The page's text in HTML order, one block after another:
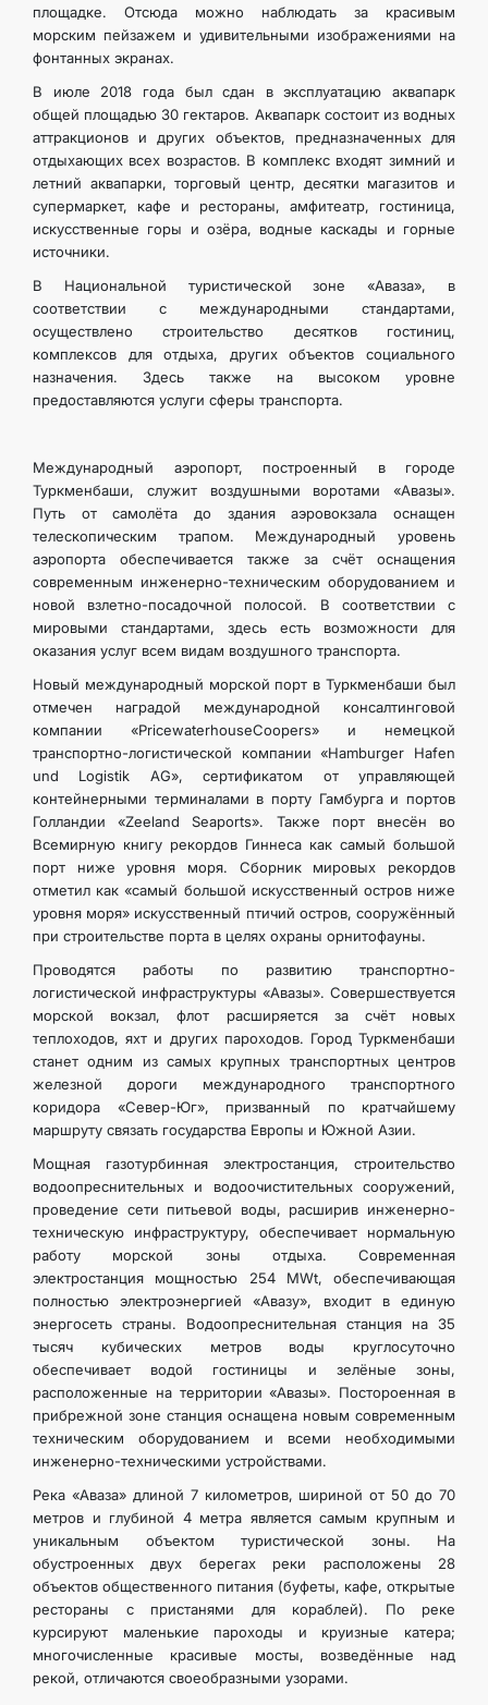
площадке. Отсюда можно наблюдать за красивым
морским пейзажем и удивительными изображениями на
фонтанных экранах.
В июле 2018 года был сдан в эксплуатацию аквапарк
общей площадью 30 гектаров. Аквапарк состоит из водных
аттракционов и других объектов, предназначенных для
отдыхающих всех возрастов. В комплекс входят зимний и
летний аквапарки, торговый центр, десятки магазитов и
супермаркет, кафе и рестораны, амфитеатр, гостиница,
искусственные горы и озёра, водные каскады и горные
источники.
В Национальной туристической зоне «Аваза», в
соответствии с международными стандартами,
осуществлено строительство десятков гостиниц,
комплексов для отдыха, других объектов социального
назначения. Здесь также на высоком уровне
предоставляются услуги сферы транспорта.
Международный аэропорт, построенный в городе
Туркменбаши, служит воздушными воротами «Авазы».
Путь от самолёта до здания аэровокзала оснащен
телескопическим трапом. Международный уровень
аэропорта обеспечивается также за счёт оснащения
современным инженерно-техническим оборудованием и
новой взлетно-посадочной полосой. В соответствии с
мировыми стандартами, здесь есть возможности для
оказания услуг всем видам воздушного транспорта.
Новый международный морской порт в Туркменбаши был
отмечен наградой международной консалтинговой
компании «PricewaterhouseCoopers» и немецкой
транспортно-логистической компании «Hamburger Hafen
und Logistik AG», сертификатом от управляющей
контейнерными терминалами в порту Гамбурга и портов
Голландии «Zeeland Seaports». Также порт внесён во
Всемирную книгу рекордов Гиннеса как самый большой
порт ниже уровня моря. Сборник мировых рекордов
отметил как «самый большой искусственный остров ниже
уровня моря» искусственный птичий остров, сооружённый
при строительстве порта в целях охраны орнитофауны.
Проводятся работы по развитию транспортно-
логиcтической инфраструктуры «Авазы». Совершествуется
морской вокзал, флот расширяется за счёт новых
теплоходов, яхт и других пароходов. Город Туркменбаши
станет одним из самых крупных транспортных центров
железной дороги международного транспортного
коридора «Север-Юг», призванный по кратчайшему
маршруту связать государства Европы и Южной Азии.
Мощная газотурбинная электростанция, строительство
водоопреснительных и водоочистительных сооружений,
проведение сети питьевой воды, расширив инженерно-
техническую инфраструктуру, обеспечивает нормальную
работу морской зоны отдыха. Современная
электростанция мощностью 254 MWt, обеспечивающая
полностью электроэнергией «Авазу», входит в единую
энергосеть страны. Водоопреснительная станция на 35
тысяч кубических метров воды круглосуточно
обеспечивает водой гостиницы и зелёные зоны,
расположенные на территории «Авазы». Постороенная в
прибрежной зоне станция оснащена новым современным
техническим оборудованием и всеми необходимыми
инженерно-техническими устройствами.
Река «Аваза» длиной 7 километров, шириной от 50 до 70
метров и глубиной 4 метра является самым крупным и
уникальным объектом туристической зоны. На
обустроенных двух берегах реки расположены 28
объектов общественного питания (буфеты, кафе, открытые
рестораны с пристанями для кораблей). По реке
курсируют маленькие пароходы и круизные катера;
многочисленные красивые мосты, возведённые над
рекой, отличаются своеобразными узорами.